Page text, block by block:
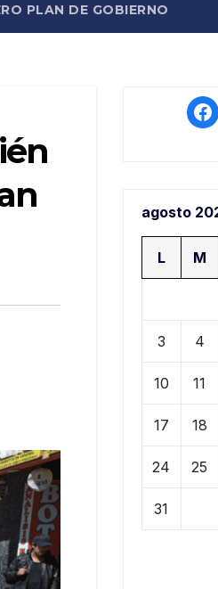
PLAN DE GOBIERNO
agosto
L M
3 4
10 11
17 18
24 25
31